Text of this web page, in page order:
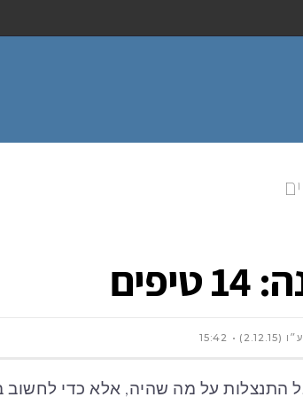
15:42
התנצלות על מה שהיה, אלא כדי לחשוב